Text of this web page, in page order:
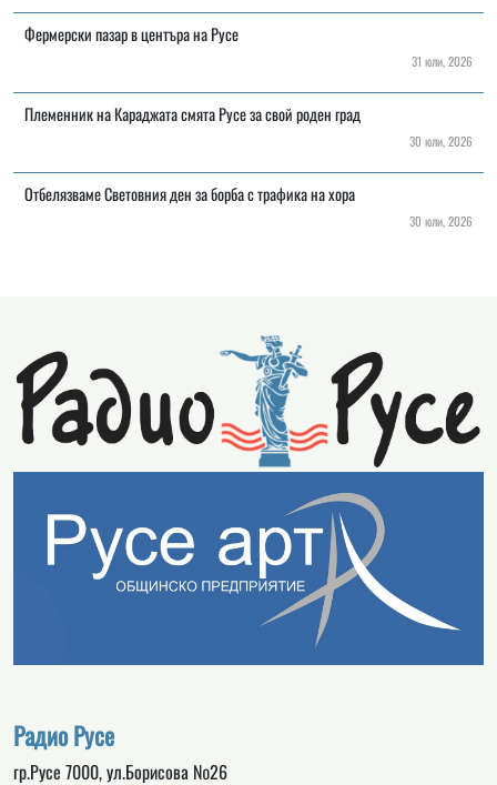
Фермерски пазар в центъра на Русе
31 юли, 2026
Племенник на Караджата смята Русе за свой роден град
30 юли, 2026
Отбелязваме Световния ден за борба с трафика на хора
30 юли, 2026
Радио Русе
гр.Русе 7000, ул.Борисова №26